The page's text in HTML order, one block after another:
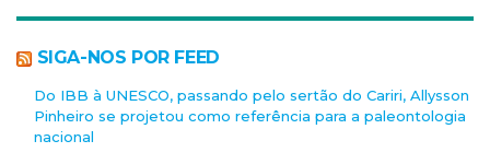
SIGA-NOS POR FEED
Do IBB à UNESCO, passando pelo sertão do Cariri, Allysson
Pinheiro se projetou como referência para a paleontologia
nacional